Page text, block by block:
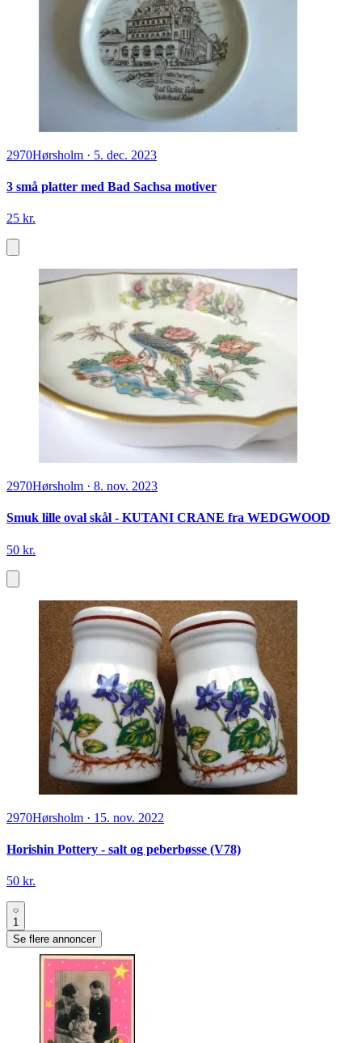
2970Hørsholm · 5. dec. 2023
3 små platter med Bad Sachsa motiver
25 kr.
2970Hørsholm · 8. nov. 2023
Smuk lille oval skål - KUTANI CRANE fra WEDGWOOD
50 kr.
2970Hørsholm · 15. nov. 2022
Horishin Pottery - salt og peberbøsse (V78)
50 kr.
1
Se flere annoncer